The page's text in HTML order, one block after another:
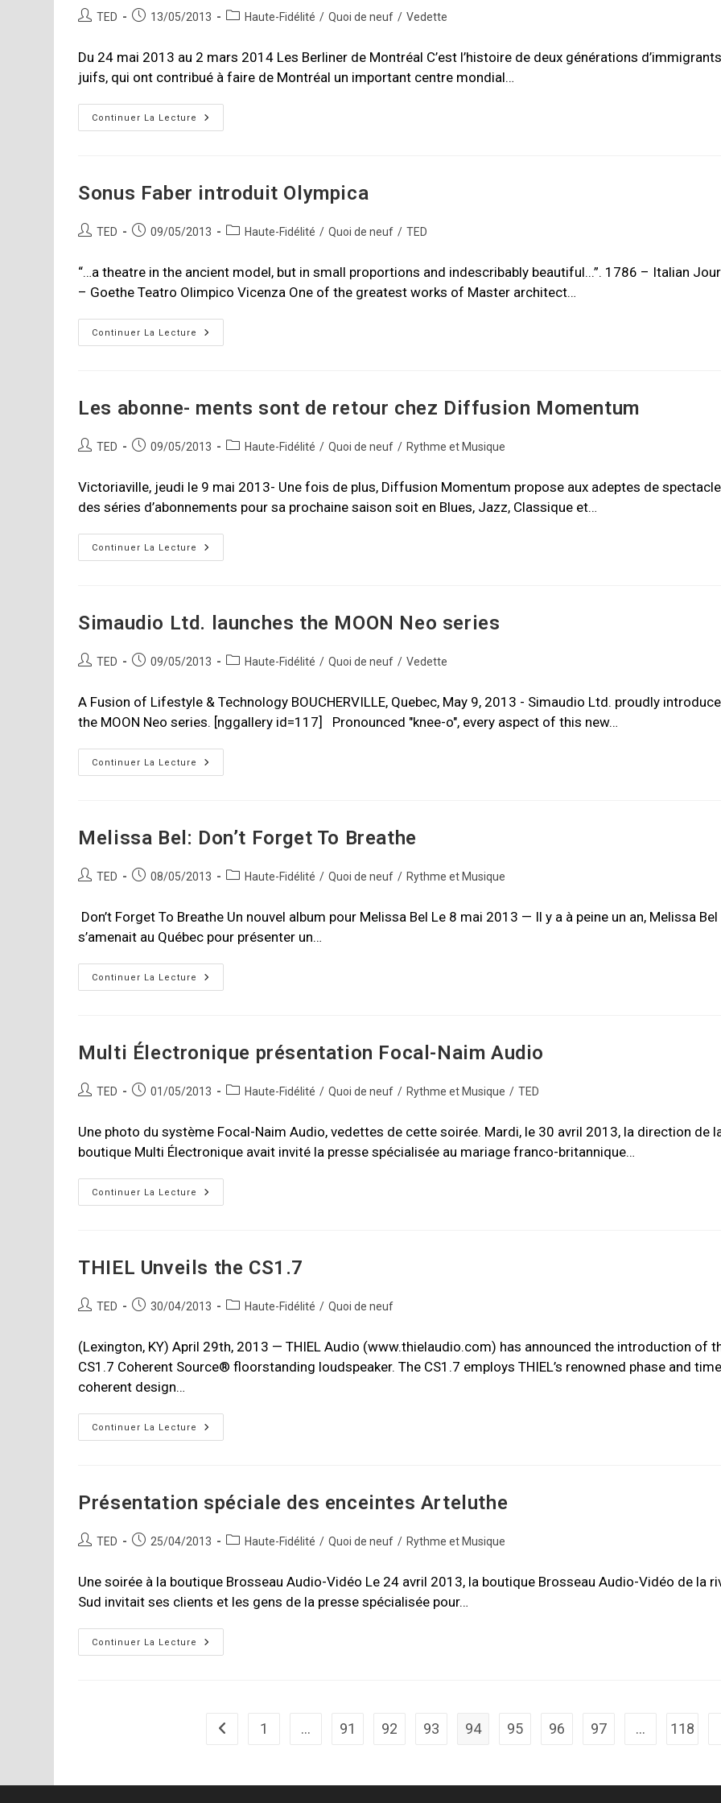
Auteur/autrice
publication :
TED
Publication
13/05/2013
PostHaute-Fidélité / Quoi de neuf / Vedette
Du 24 mai 2013 au 2 mars 2014 Les Berliner de Montréal C’est l’histoire de deux générations d’immigrants
juifs, qui ont contribué à faire de Montréal un important centre mondial…
Continuer La Lecture
Le
Musée
Présente…
Sonus Faber introduit Olympica
Auteur/autrice
la
publication :
TED
Publication
09/05/2013
PostHaute-Fidélité / Quoi de neuf / TED
“…a theatre in the ancient model, but in small proportions and indescribably beautiful...”. 1786 – Italian
– Goethe Teatro Olimpico Vicenza One of the greatest works of Master architect…
Continuer La Lecture
Sonus
Faber
Les abonne- ments sont de retour chez Diffusion Momentum
Auteur/autrice
publication :
TED
Publication
09/05/2013
PostHaute-Fidélité / Quoi de neuf / Rythme et Musique
Victoriaville, jeudi le 9 mai 2013- Une fois de plus, Diffusion Momentum propose aux adeptes de
des séries d’abonnements pour sa prochaine saison soit en Blues, Jazz, Classique et…
Continuer La Lecture
Les
Abonne-
Chez
Diffusion
Simaudio Ltd. launches the MOON Neo series
Auteur/autrice
publication :
TED
Publication
09/05/2013
PostHaute-Fidélité / Quoi de neuf / Vedette
A Fusion of Lifestyle & Technology BOUCHERVILLE, Quebec, May 9, 2013 - Simaudio Ltd. proudly
the MOON Neo series. [nggallery id=117] Pronounced "knee-o", every aspect of this new…
Continuer La Lecture
Simaudio
Ltd.
Series
Melissa Bel: Don’t Forget To Breathe
Auteur/autrice
publication :
TED
Publication
08/05/2013
PostHaute-Fidélité / Quoi de neuf / Rythme et Musique
Don’t Forget To Breathe Un nouvel album pour Melissa Bel Le 8 mai 2013 — Il y a à peine un an, Melissa Bel
s’amenait au Québec pour présenter un…
Continuer La Lecture
Melissa
Bel:
Multi Électronique présentation Focal-Naim Audio
Auteur/autrice
publication :
TED
Publication
01/05/2013
PostHaute-Fidélité / Quoi de neuf / Rythme et Musique / TED
Une photo du système Focal-Naim Audio, vedettes de cette soirée. Mardi, le 30 avril 2013, la direction de
boutique Multi Électronique avait invité la presse spécialisée au mariage franco-britannique…
Continuer La Lecture
Multi
Électronique
THIEL Unveils the CS1.7
Auteur/autrice
la
publication :
TED
Publication
30/04/2013
PostHaute-Fidélité / Quoi de neuf
(Lexington, KY) April 29th, 2013 — THIEL Audio (www.thielaudio.com) has announced the introduction of
CS1.7 Coherent Source® floorstanding loudspeaker. The CS1.7 employs THIEL’s renowned phase and time
coherent design…
Continuer La Lecture
THIEL
Unveils
Présentation spéciale des enceintes Arteluthe
Auteur/autrice
publication :
TED
Publication
25/04/2013
PostHaute-Fidélité / Quoi de neuf / Rythme et Musique
Une soirée à la boutique Brosseau Audio-Vidéo Le 24 avril 2013, la boutique Brosseau Audio-Vidéo de la
Sud invitait ses clients et les gens de la presse spécialisée pour…
Continuer La Lecture
Présentation
Spéciale
Go to the previous page
1 … 91 92 93 94 95 96 97 … 118